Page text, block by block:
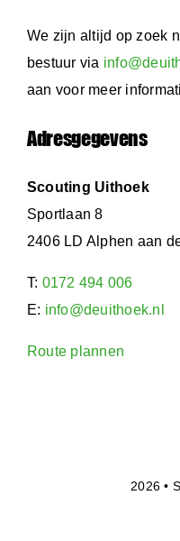
We zijn altijd op zoek
bestuur via
aan voor meer
Adresgegevens
Scouting Uithoek
Sportlaan 8
2406 LD Alphen aan
T: 0172 494 006
E: info@deuithoek.nl
Route plannen
2026 •